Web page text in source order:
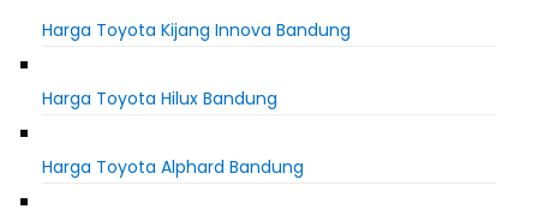
Harga Toyota Kijang Innova Bandung
Harga Toyota Hilux Bandung
Harga Toyota Alphard Bandung